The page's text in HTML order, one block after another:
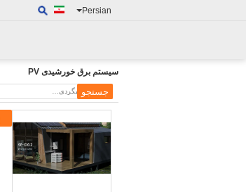
Persian
سیستم برق خورشیدی PV